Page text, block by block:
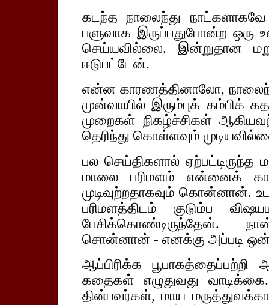
கடந்த நாலைந்து நாட்களாகவே
பளுவாக இருப்பதுபோன்ற
செய்யவில்லை. இன்றுதான
ஈடுபட்டேன்.
என்ன காரணத்தினாலோ,
முன்வாயில் இரும்புக் கம்பிக்
முறைகள் நிகழ்ச்சிகள்
தெரிந்து கொள்ளவும்
பல செய்திகளால்
மாலை பரிமளம் என்னைக்
முடிவுற்றதாகவும் கொன்னான்.
பரிமளத்திடம் குடும்ப
பேசிக்கொண்டிருந்தேன்.
சொன்னான் - எனக்கு அப்படி
ஆப்பிரிக்க
கதைகள் எழுதுவது
தின்பவர்கள், மாய